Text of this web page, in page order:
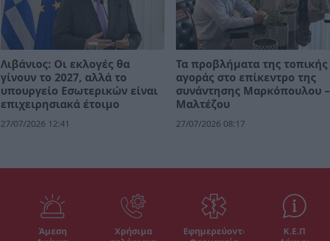
Λιβάνιος: Οι εκλογές θα
γίνουν το 2027, αλλά το
υπουργείο Εσωτερικών είναι
επιχειρησιακά έτοιμο
27/07/2026 12:41
Τα προβλήματα της τοπικής
αγοράς στο επίκεντρο της
συνάντησης Μαρκόπουλου –
Μαλτέζου
27/07/2026 08:17
Άμεση
Χρήσιμα
Εφημερεύοντα
Κ.Ε.Π